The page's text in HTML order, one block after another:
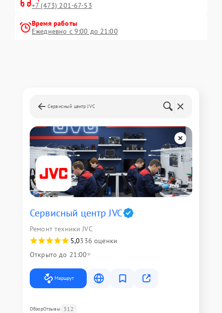
+7 (473) 201-67-53
Время работы
Ежедневно с 9:00 до 21:00
Сервисный центр JVC
Сервисный центр JVC
Ремонт техники JVC
5,0336 оценки
Открыто до 21:00
Маршрут
ОбзорОтзывы 312